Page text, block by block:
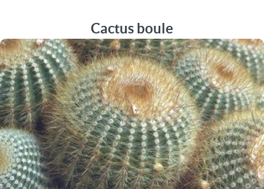
Cactus boule